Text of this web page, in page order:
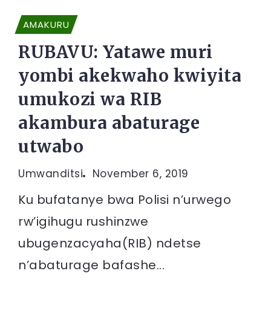
AMAKURU
RUBAVU: Yatawe muri
yombi akekwaho kwiyita
umukozi wa RIB
akambura abaturage
utwabo
Umwanditsi November 6, 2019
Ku bufatanye bwa Polisi n’urwego
rw’igihugu rushinzwe
ubugenzacyaha(RIB) ndetse
n’abaturage bafashe...